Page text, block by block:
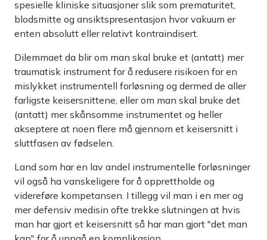
spesielle kliniske situasjoner slik som prematuritet,
blodsmitte og ansiktspresentasjon hvor vakuum er
enten absolutt eller relativt kontraindisert.
Dilemmaet da blir om man skal bruke et (antatt) mer
traumatisk instrument for å redusere risikoen for en
mislykket instrumentell forløsning og dermed de aller
farligste keisersnittene, eller om man skal bruke det
(antatt) mer skånsomme instrumentet og heller
akseptere at noen flere må gjennom et keisersnitt i
sluttfasen av fødselen.
Land som har en lav andel instrumentelle forløsninger
vil også ha vanskeligere for å opprettholde og
videreføre kompetansen. I tillegg vil man i en mer og
mer defensiv medisin ofte trekke slutningen at hvis
man har gjort et keisersnitt så har man gjort "det man